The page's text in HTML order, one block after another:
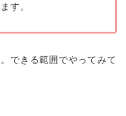
す。
できる範囲でやってみて